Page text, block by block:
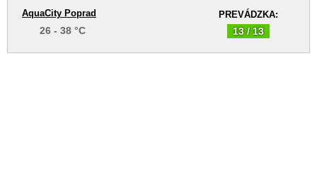
PREVÁDZKA:
13 / 13
AquaCity Poprad
26 - 38 °C